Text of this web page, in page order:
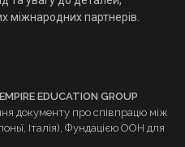
міжнародних партнерів.
EDUCATION GROUP
документу про співпрацю між
Італія), Фундацією ООН для